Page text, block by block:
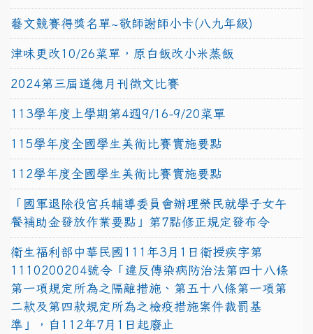
藝文競賽得獎名單~敬師謝師小卡(八九年級)
津味更改10/26菜單，原白飯改小米蒸飯
2024第三屆道德月刊徵文比賽
113學年度上學期第4週9/16-9/20菜單
115學年度全國學生美術比賽實施要點
112學年度全國學生美術比賽實施要點
「國軍退除役官兵輔導委員會辦理榮民就學子女午
餐補助金發放作業要點」第7點修正規定發布令
衛生福利部中華民國111年3月1日衛授疾字第
1110200204號令「違反傳染病防治法第四十八條
第一項規定所為之隔離措施、第五十八條第一項第
二款及第四款規定所為之檢疫措施案件裁罰基
準」，自112年7月1日起廢止